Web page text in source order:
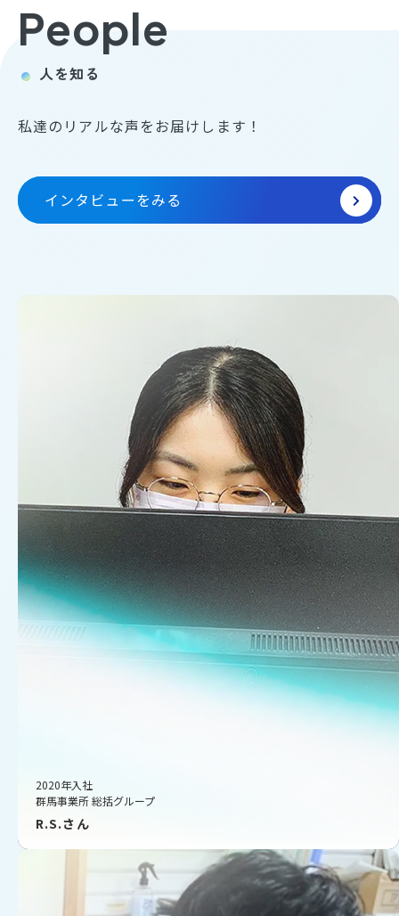
People
人を知る
私達のリアルな声をお届けします！
インタビューをみる
2020年入社
群馬事業所 総括グループ
R.S.さん